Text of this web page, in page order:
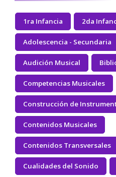
1ra Infancia 2da
Adolescencia - Secundaria
Audición Musical
Competencias Musicales
Construcción de
Contenidos Musicales
Contenidos Transversales
Cualidades del Sonido